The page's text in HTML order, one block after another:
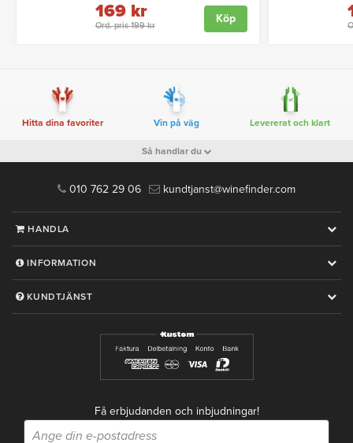
Ord. pris 199 kr
169 kr Köp
Hitta dina favoriter Vin på väg Levererat och klart
Så handlar du
010 762 29 06 kundtjanst@winefinder.com
HANDLA
INFORMATION
KUNDTJÄNST
Få erbjudanden och inbjudningar!